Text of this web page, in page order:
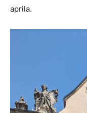
aprila.